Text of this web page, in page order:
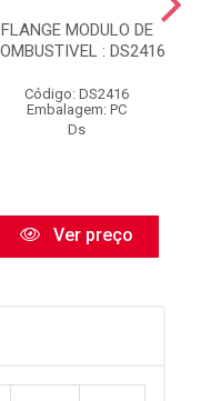
FLANGE MODULO DE
: DS2416
Código: DS2416
Embalagem: PC
Ds
Ver preço